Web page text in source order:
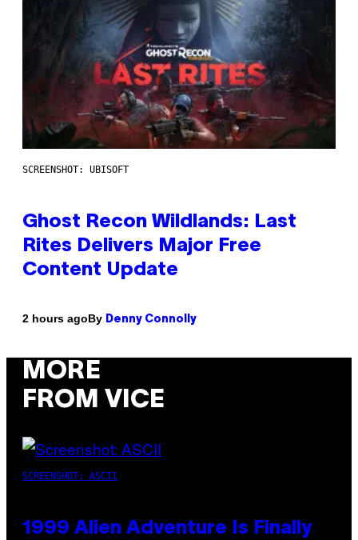
SCREENSHOT: UBISOFT
Ghost Recon Wildlands: Last
Rites Delivers Major Free
Content Update
2 hours agoBy Denny Connolly
MORE
FROM VICE
SCREENSHOT: ASCII
1999 Alien Adventure Is Finally